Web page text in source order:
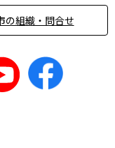
の組織・問合せ